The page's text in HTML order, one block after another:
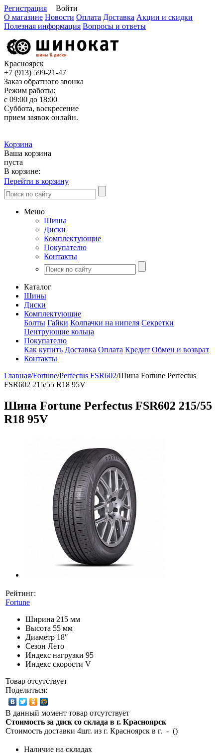
Регистрация
Войти
О магазине Новости Оплата Доставка Акции и скидки
Полезная информация Вопросы и ответы
Красноярск
+7 (913) 599-21-47
Заказ обратного звонка
Режим работы:
с 09:00 до 18:00
Суббота, воскресение
прием заявок онлайн.
Корзина
Ваша корзина
пуста
В корзине:
Перейти в корзину
Меню
Шины
Диски
Комплектующие
Покупателю
Контакты
Каталог
Шины
Диски
Комплектующие
Болты Гайки Колпачки на нипеля Секретки
Центрующие кольца
Покупателю
Как купить Доставка Оплата Кредит Обмен и возврат
Контакты
Главная/Fortune/Perfectus FSR602/Шина Fortune Perfectus
FSR602 215/55 R18 95V
Шина Fortune Perfectus FSR602 215/55
R18 95V
Рейтинг:
Fortune
Ширина 215 мм
Высота 55 мм
Диаметр 18″
Сезон Лето
Индекс нагрузки 95
Индекс скорости V
Товар отсутствует
Поделиться:
В данный момент товар отсутствует
Стоимость за диск со склада в г. Красноярск
Стоимость доставки 4шт. из г. Красноярск в г. - ()
Наличие на складах